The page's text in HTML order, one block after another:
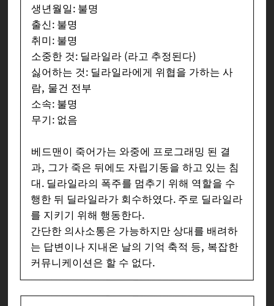
생년월일: 불명
출신: 불명
취미: 불명
소중한 것: 딜라일라 (라고 추정된다)
싫어하는 것: 딜라일라에게 위협을 가하는 사
람, 물건 전부
소속: 불명
무기: 없음
베드맨이 죽어가는 와중에 프로그래밍 된 결
과, 그가 죽은 뒤에도 자립기동을 하고 있는 침
대. 딜라일라의 폭주를 멈추기 위해 역할을 수
행한 뒤 딜라일라가 회수하였다. 주로 딜라일라
를 지키기 위해 행동한다.
간단한 의사소통은 가능하지만 상대를 배려하
는 답변이나 지내온 날의 기억 축적 등, 복잡한
커뮤니케이션은 할 수 없다.